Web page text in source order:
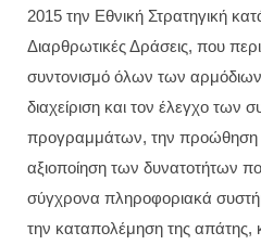
2015 την Εθνική Στρατηγική
Διαρθρωτικές Δράσεις, που
συντονισμό όλων των
διαχείριση και τον έλεγχο των
προγραμμάτων, την προώθηση
αξιοποίηση των δυνατοτήτων
σύγχρονα πληροφοριακά
την καταπολέμηση της απάτης,